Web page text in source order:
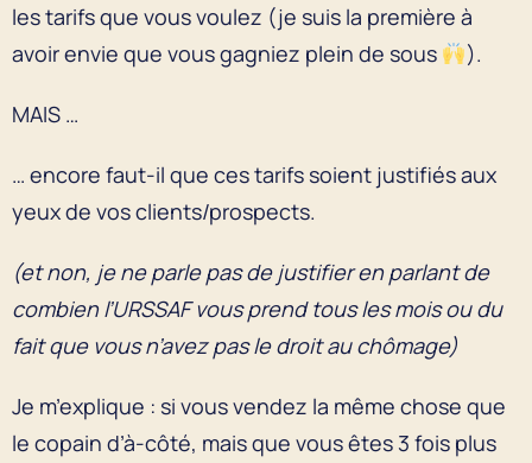
les tarifs que vous voulez (je suis la première à
avoir envie que vous gagniez plein de sous
).
MAIS …
… encore faut-il que ces tarifs soient justifiés aux
yeux de vos clients/prospects.
(et non, je ne parle pas de justifier en parlant de
combien l’URSSAF vous prend tous les mois ou du
fait que vous n’avez pas le droit au chômage)
Je m’explique : si vous vendez la même chose que
le copain d’à-côté, mais que vous êtes 3 fois plus